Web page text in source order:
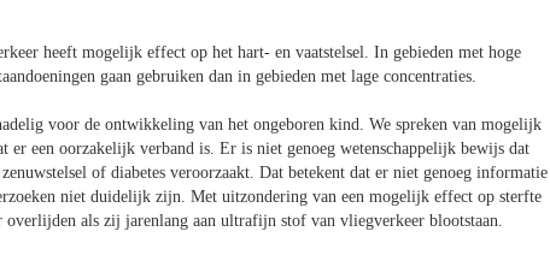
heeft mogelijk effect op het hart- en vaatstelsel. In gebieden met hoge
gaan gebruiken dan in gebieden met lage concentraties.
voor de ontwikkeling van het ongeboren kind. We spreken van mogelijk
een oorzakelijk verband is. Er is niet genoeg wetenschappelijk bewijs dat
of diabetes veroorzaakt. Dat betekent dat er niet genoeg informatie
niet duidelijk zijn. Met uitzondering van een mogelijk effect op sterfte
als zij jarenlang aan ultrafijn stof van vliegverkeer blootstaan.